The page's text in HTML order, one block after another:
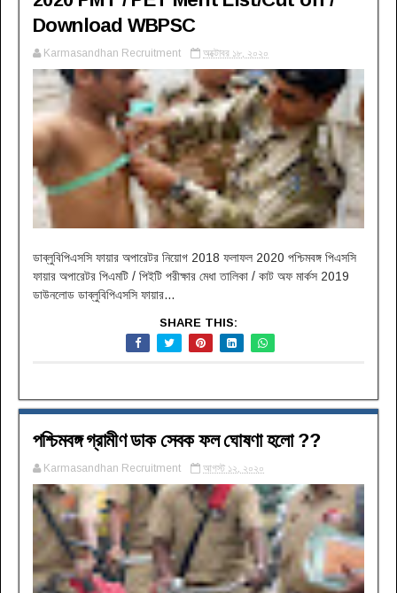
Download WBPSC
Karmasandhan Recruitment অক্টোবর ১৮, ২০২০
ডাব্লুবিপিএসসি ফায়ার অপারেটর নিয়োগ 2018 ফলাফল 2020 পশ্চিমবঙ্গ পিএসসি
ফায়ার অপারেটর পিএমটি / পিইটি পরীক্ষার মেধা তালিকা / কাট অফ মার্কস 2019
ডাউনলোড ডাব্লুবিপিএসসি ফায়ার...
SHARE THIS:
পশ্চিমবঙ্গ গ্রামীণ ডাক সেবক ফল ঘোষণা হলো ??
Karmasandhan Recruitment আগস্ট ১২, ২০২০